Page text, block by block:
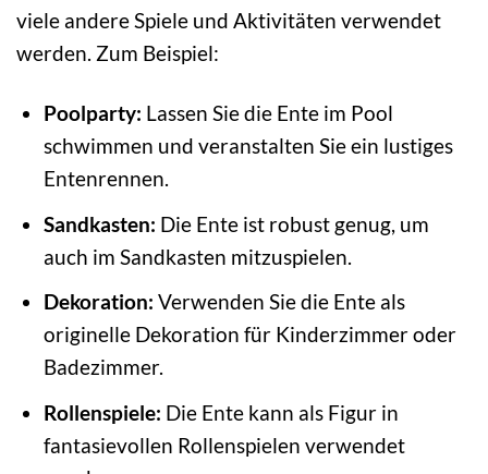
viele andere Spiele und Aktivitäten verwendet
werden. Zum Beispiel:
Poolparty: Lassen Sie die Ente im Pool
schwimmen und veranstalten Sie ein lustiges
Entenrennen.
Sandkasten: Die Ente ist robust genug, um
auch im Sandkasten mitzuspielen.
Dekoration: Verwenden Sie die Ente als
originelle Dekoration für Kinderzimmer oder
Badezimmer.
Rollenspiele: Die Ente kann als Figur in
fantasievollen Rollenspielen verwendet